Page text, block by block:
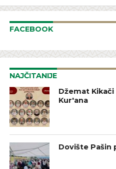
FACEBOOK
NAJČITANIJE
Džemat
Kur'ana
Dovište Pašin